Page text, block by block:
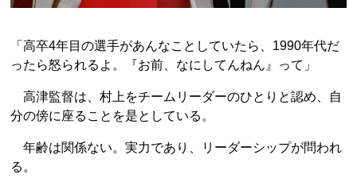
「高卒4年目の選手があんなことしていたら、1990年代だ
ったら怒られるよ。『お前、なにしてんねん』って」
高津監督は、村上をチームリーダーのひとりと認め、自
分の傍に座ることを是としている。
年齢は関係ない。実力であり、リーダーシップが問われ
る。